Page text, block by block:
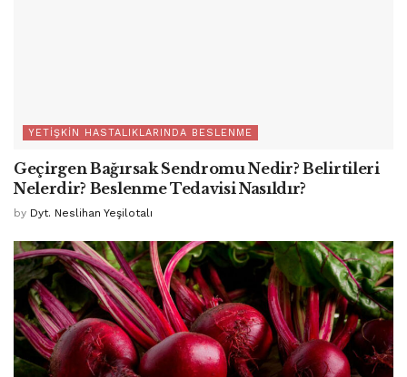
YETIŞKIN HASTALIKLARINDA BESLENME
Geçirgen Bağırsak Sendromu Nedir? Belirtileri
Nelerdir? Beslenme Tedavisi Nasıldır?
by Dyt. Neslihan Yeşilotalı